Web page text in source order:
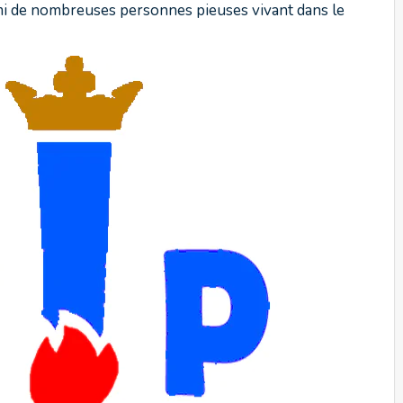
nombreuses personnes pieuses vivant dans le